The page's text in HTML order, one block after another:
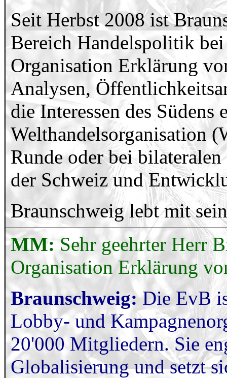
Seit Herbst 2008 ist
Bereich Handelspolitik
Organisation Erklärung
Analysen,
die Interessen des Südens
Welthandelsorganisation
Runde oder bei
der Schweiz und
Braunschweig lebt mit
MM: Sehr geehrter Herr
Organisation Erklärung
Braunschweig:Die EvB
Lobby- und
20'000 Mitgliedern. Sie
Globalisierung und setzt